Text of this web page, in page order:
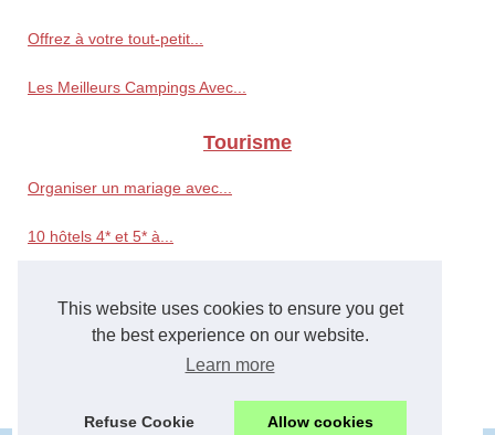
This website uses cookies to ensure you get
the best experience on our website.
Learn more
Refuse Cookie Allow cookies
Offrez à votre tout-petit...
Les Meilleurs Campings Avec...
Tourisme
Organiser un mariage avec...
10 hôtels 4* et 5* à...
Comment Dénicher une...